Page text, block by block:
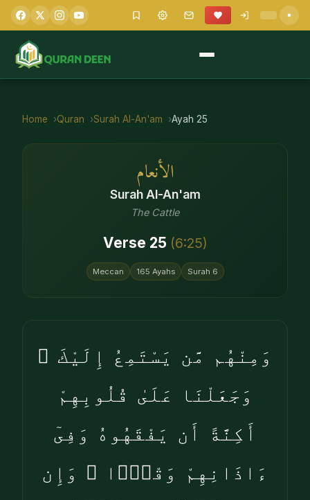
Home Quran Surah Al-An'am Ayah 25
الأنعام
Surah Al-An'am
The Cattle
Verse 25 (6:25)
Meccan 165 Ayahs Surah 6
وَمِنْهُم مَّن يَسْتَمِعُ إِلَيْكَ ۖ
وَجَعَلْنَا عَلَىٰ قُلُوبِهِمْ
أَكِنَّةً أَن يَفْقَهُوهُ وَفِىٓ
ءَاذَانِهِمْ وَقْرًۭا ۚ وَإِن